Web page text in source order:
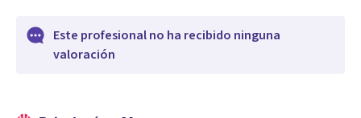
Este profesional no ha recibido ninguna
valoración